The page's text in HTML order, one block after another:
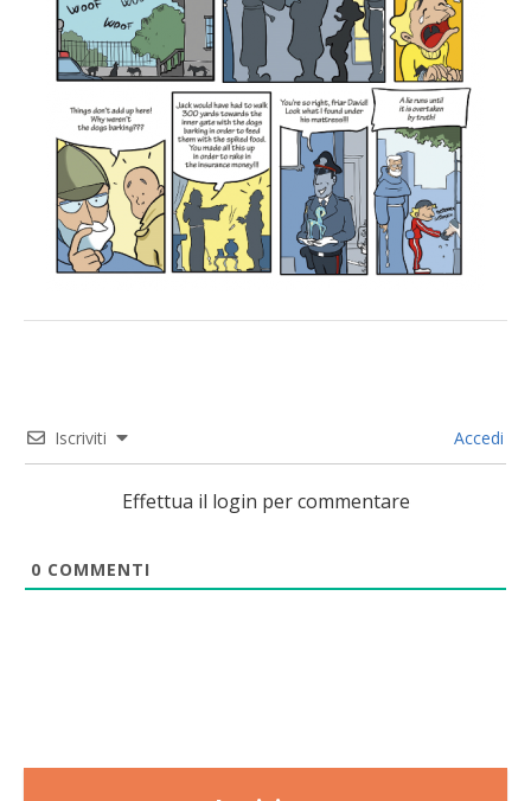
Iscriviti Accedi
Effettua il login per commentare
0 COMMENTI